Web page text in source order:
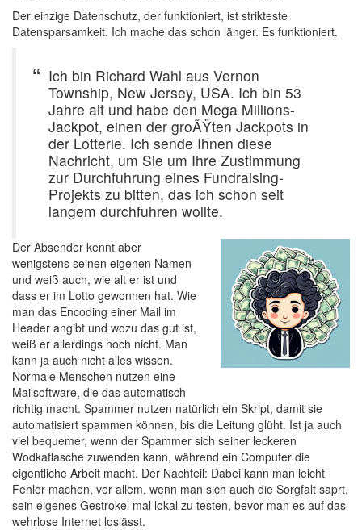
Der einzige Datenschutz, der funktioniert, ist strikteste
Datensparsamkeit. Ich mache das schon länger. Es funktioniert.
Ich bin Richard Wahl aus Vernon
Township, New Jersey, USA. Ich bin 53
Jahre alt und habe den Mega Millions-
Jackpot, einen der groÃŸten Jackpots in
der Lotterie. Ich sende Ihnen diese
Nachricht, um Sie um Ihre Zustimmung
zur Durchfuhrung eines Fundraising-
Projekts zu bitten, das ich schon seit
langem durchfuhren wollte.
Der Absender kennt aber
wenigstens seinen eigenen Namen
und weiß auch, wie alt er ist und
dass er im Lotto gewonnen hat. Wie
man das Encoding einer Mail im
Header angibt und wozu das gut ist,
weiß er allerdings noch nicht. Man
kann ja auch nicht alles wissen.
Normale Menschen nutzen eine
Mailsoftware, die das automatisch
richtig macht. Spammer nutzen natürlich ein Skript, damit sie
automatisiert spammen können, bis die Leitung glüht. Ist ja auch
viel bequemer, wenn der Spammer sich seiner leckeren
Wodkaflasche zuwenden kann, während ein Computer die
eigentliche Arbeit macht. Der Nachteil: Dabei kann man leicht
Fehler machen, vor allem, wenn man sich auch die Sorgfalt saprt,
sein eigenes Gestrokel mal lokal zu testen, bevor man es auf das
wehrlose Internet loslässt.